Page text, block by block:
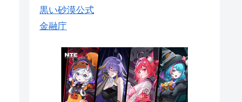
黒い砂漠公式
金融庁